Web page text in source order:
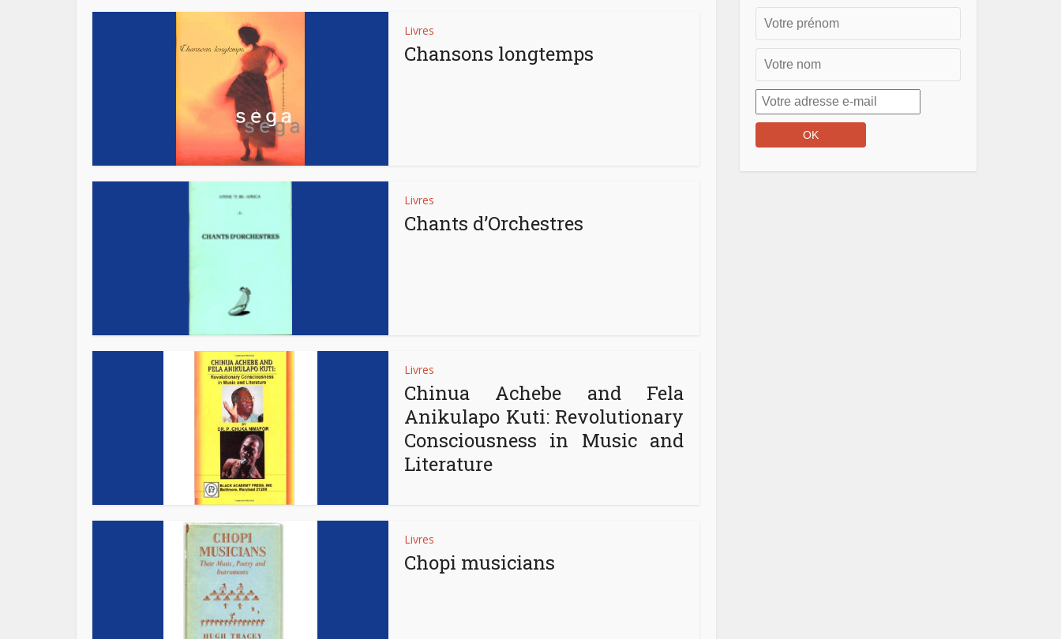
Livres
Chansons longtemps
Livres
Chants d’Orchestres
Livres
Chinua Achebe and Fela
Anikulapo Kuti: Revolutionary
Consciousness in Music and
Literature
Livres
Chopi musicians